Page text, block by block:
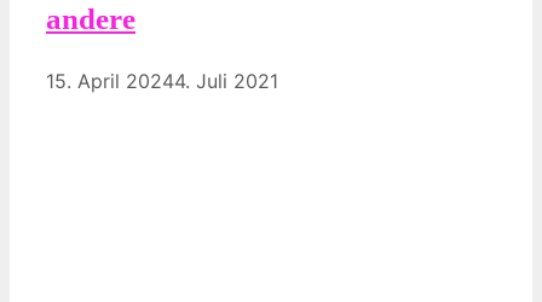
andere
15. April 20244. Juli 2021